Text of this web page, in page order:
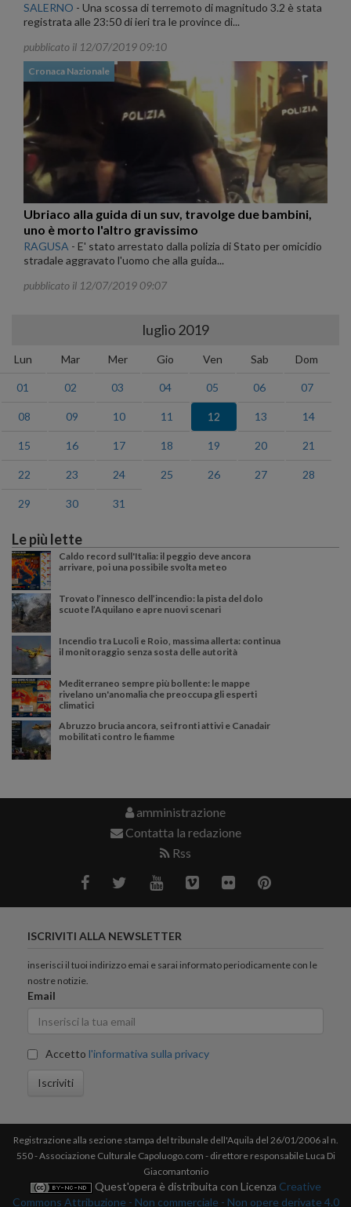
SALERNO - Una scossa di terremoto di magnitudo 3.2 è stata
registrata alle 23:50 di ieri tra le province di...
pubblicato il 12/07/2019 09:10
Cronaca Nazionale
Ubriaco alla guida di un suv, travolge due bambini,
uno è morto l'altro gravissimo
RAGUSA - E' stato arrestato dalla polizia di Stato per omicidio
stradale aggravato l'uomo che alla guida...
pubblicato il 12/07/2019 09:07
luglio 2019
Lun Mar Mer Gio Ven Sab Dom
01 02 03 04 05 06 07
08 09 10 11 12 13 14
15 16 17 18 19 20 21
22 23 24 25 26 27 28
29 30 31
Le più lette
Caldo record sull'Italia: il peggio deve ancora
arrivare, poi una possibile svolta meteo
Trovato l’innesco dell’incendio: la pista del dolo
scuote l’Aquilano e apre nuovi scenari
Incendio tra Lucoli e Roio, massima allerta: continua
il monitoraggio senza sosta delle autorità
Mediterraneo sempre più bollente: le mappe
rivelano un'anomalia che preoccupa gli esperti
climatici
Abruzzo brucia ancora, sei fronti attivi e Canadair
mobilitati contro le fiamme
amministrazione
Contatta la redazione
Rss
ISCRIVITI ALLA NEWSLETTER
inserisci il tuoi indirizzo emai e sarai informato periodicamente con le
nostre notizie.
Email
Accetto l'informativa sulla privacy
Iscriviti
Registrazione alla sezione stampa del tribunale dell'Aquila del 26/01/2006 al n.
550 - Associazione Culturale Capoluogo.com - direttore responsabile Luca Di
Giacomantonio
Quest'opera è distribuita con Licenza Creative
Commons Attribuzione - Non commerciale - Non opere derivate 4.0